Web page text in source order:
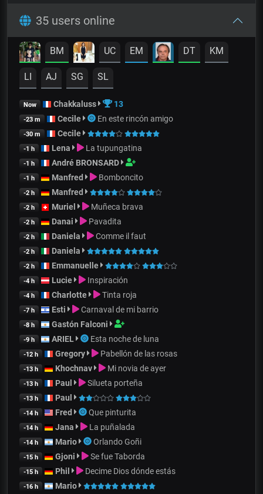
35 users online
BM UC EM DT KM
LI AJ SG SL
Now Chakkaluss 13
-23 m Cecile En este rincón amigo
-30 m Cecile
-1 h Lena La tupungatina
-1 h André BRONSARD
-1 h Manfred Bomboncito
-2 h Manfred
-2 h Muriel Muñeca brava
-2 h Danai Pavadita
-2 h Daniela Comme il faut
-2 h Daniela
-2 h Emmanuelle
-4 h Lucie Inspiración
-4 h Charlotte Tinta roja
-7 h Esti Carnaval de mi barrio
-8 h Gastón Falconi
-9 h ARIEL Esta noche de luna
-12 h Gregory Pabellón de las rosas
-13 h Khochnav Mi novia de ayer
-13 h Paul Silueta porteña
-13 h Paul
-14 h Fred Que pinturita
-14 h Jana La puñalada
-14 h Mario Orlando Goñi
-15 h Gjoni Se fue Taborda
-15 h Phil Decime Dios dónde estás
-16 h Mario